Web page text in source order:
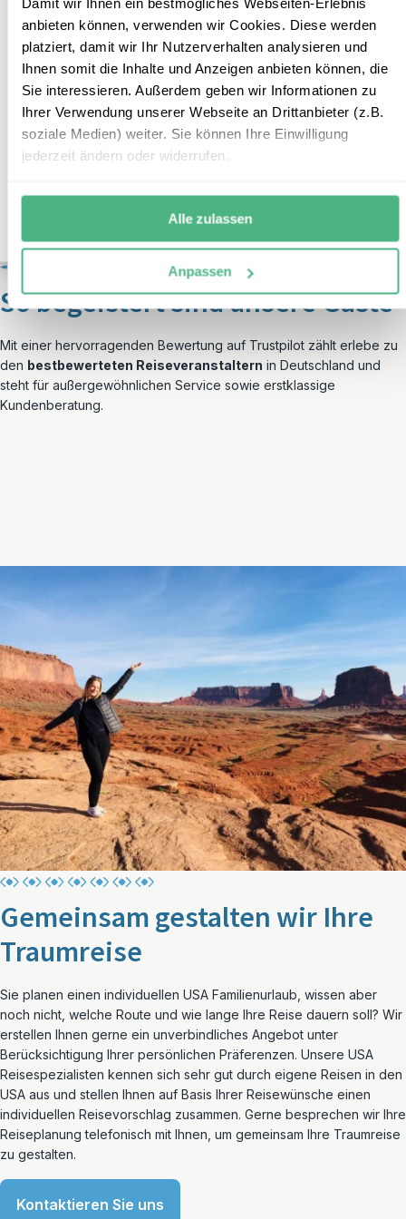
anbieten können, verwenden wir Cookies. Diese werden
platziert, damit wir Ihr Nutzerverhalten analysieren und
Ihnen somit die Inhalte und Anzeigen anbieten können, die
Sie interessieren. Außerdem geben wir Informationen zu
Ihrer Verwendung unserer Webseite an Drittanbieter (z.B.
soziale Medien) weiter. Sie können Ihre Einwilligung
jederzeit ändern oder widerrufen.
Alle zulassen
Anpassen
New York
– nutzen Sie die Gelegenheit für einen spannenden
Zwischenstopp in der Stadt, die niemals schläft. Ob eine Fahrt
mit der Fähre zur Freiheitsstatue, ein Spaziergang durch den
Central Park oder ein Ausflug zu den imposanten Niagara
Falls – die Ostküste der USA hat jede Menge zu bieten.
Besonders eindrucksvoll ist auch eine Rundreise durch
Neuengland, wo Sie malerische Küstenorte, farbenprächtige
Natur und mit etwas Glück sogar Wale beobachten können.
Ostküste Reisebausteine
So begeistert sind unsere Gäste
Mit einer hervorragenden Bewertung auf Trustpilot zählt erlebe zu
den bestbewerteten Reiseveranstaltern in Deutschland und
steht für außergewöhnlichen Service sowie erstklassige
Kundenberatung.
Gemeinsam gestalten wir Ihre
Traumreise
Sie planen einen individuellen USA Familienurlaub, wissen aber
noch nicht, welche Route und wie lange Ihre Reise dauern soll? Wir
erstellen Ihnen gerne ein unverbindliches Angebot unter
Berücksichtigung Ihrer persönlichen Präferenzen. Unsere USA
Reisespezialisten kennen sich sehr gut durch eigene Reisen in den
USA aus und stellen Ihnen auf Basis Ihrer Reisewünsche einen
individuellen Reisevorschlag zusammen. Gerne besprechen wir Ihre
Reiseplanung telefonisch mit Ihnen, um gemeinsam Ihre Traumreise
zu gestalten.
Kontaktieren Sie uns